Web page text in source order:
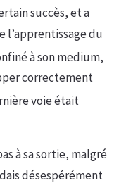
succès, et a
l’apprentissage du
à son medium,
correctement
voie était
à sa sortie, malgré
désespérément